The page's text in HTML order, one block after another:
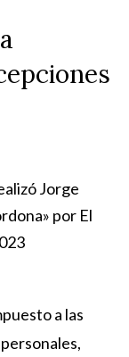
Jorge
por El
a las
,